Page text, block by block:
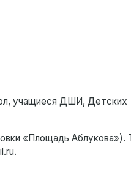
учащиеся ДШИ, Детских
«Площадь Аблукова»).